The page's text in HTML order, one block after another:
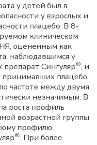
у детей был в
у взрослых и
плацебо. В 8-
клиническом
оцененным как
наблюдавшимся у
Сингуляр®, и
принимавших плацебо,
частоте между двумя
незначимым. В
роста профиль
возрастной группы
профилю
®. При более